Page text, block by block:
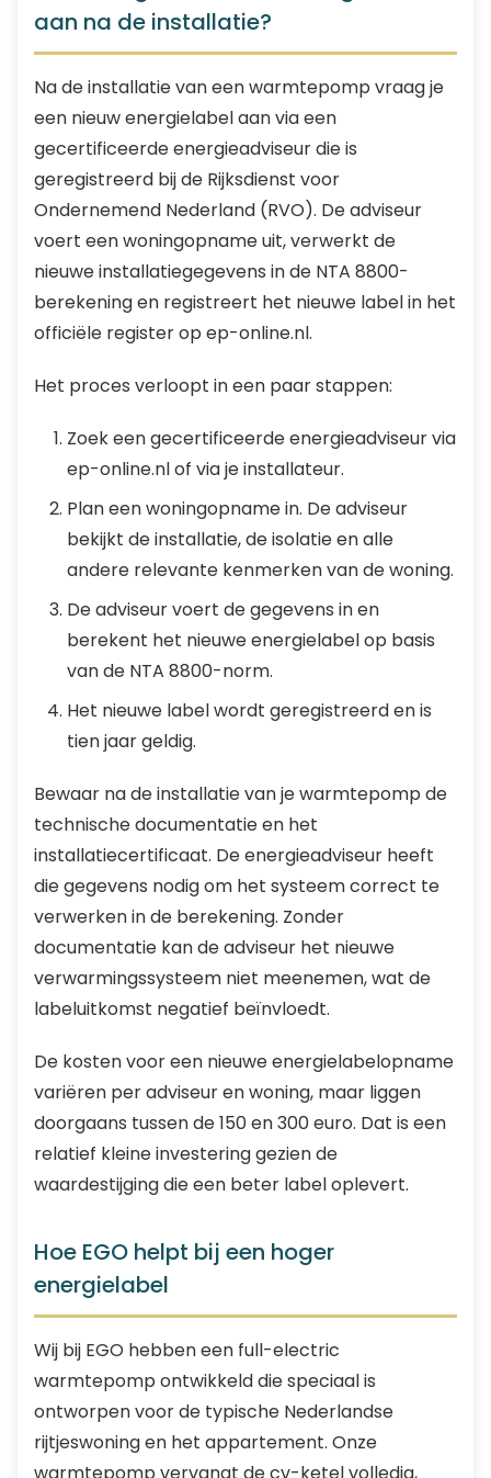
aan na de installatie?
Na de installatie van een warmtepomp vraag je
een nieuw energielabel aan via een
gecertificeerde energieadviseur die is
geregistreerd bij de Rijksdienst voor
Ondernemend Nederland (RVO). De adviseur
voert een woningopname uit, verwerkt de
nieuwe installatiegegevens in de NTA 8800-
berekening en registreert het nieuwe label in het
officiële register op ep-online.nl.
Het proces verloopt in een paar stappen:
Zoek een gecertificeerde energieadviseur via
ep-online.nl of via je installateur.
Plan een woningopname in. De adviseur
bekijkt de installatie, de isolatie en alle
andere relevante kenmerken van de woning.
De adviseur voert de gegevens in en
berekent het nieuwe energielabel op basis
van de NTA 8800-norm.
Het nieuwe label wordt geregistreerd en is
tien jaar geldig.
Bewaar na de installatie van je warmtepomp de
technische documentatie en het
installatiecertificaat. De energieadviseur heeft
die gegevens nodig om het systeem correct te
verwerken in de berekening. Zonder
documentatie kan de adviseur het nieuwe
verwarmingssysteem niet meenemen, wat de
labeluitkomst negatief beïnvloedt.
De kosten voor een nieuwe energielabelopname
variëren per adviseur en woning, maar liggen
doorgaans tussen de 150 en 300 euro. Dat is een
relatief kleine investering gezien de
waardestijging die een beter label oplevert.
Hoe EGO helpt bij een hoger
energielabel
Wij bij EGO hebben een full-electric
warmtepomp ontwikkeld die speciaal is
ontworpen voor de typische Nederlandse
rijtjeswoning en het appartement. Onze